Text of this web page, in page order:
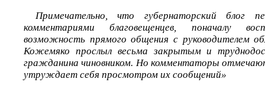
Примечательно, что губернаторский блог
комментариями благовещенцев, поначалу
возможность прямого общения с руководителем
Кожемяко прослыл весьма закрытым и
гражданина чиновником. Но комментаторы
утруждает себя просмотром их сообщений»